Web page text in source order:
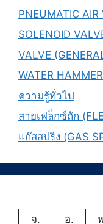
PNEUMATIC AIR
SOLENOID
VALVE
WATER
ความรู้ทั่วไป
สายเฟล็กซ์ถัก
แก๊สสปริง (GAS
จ.
อ.